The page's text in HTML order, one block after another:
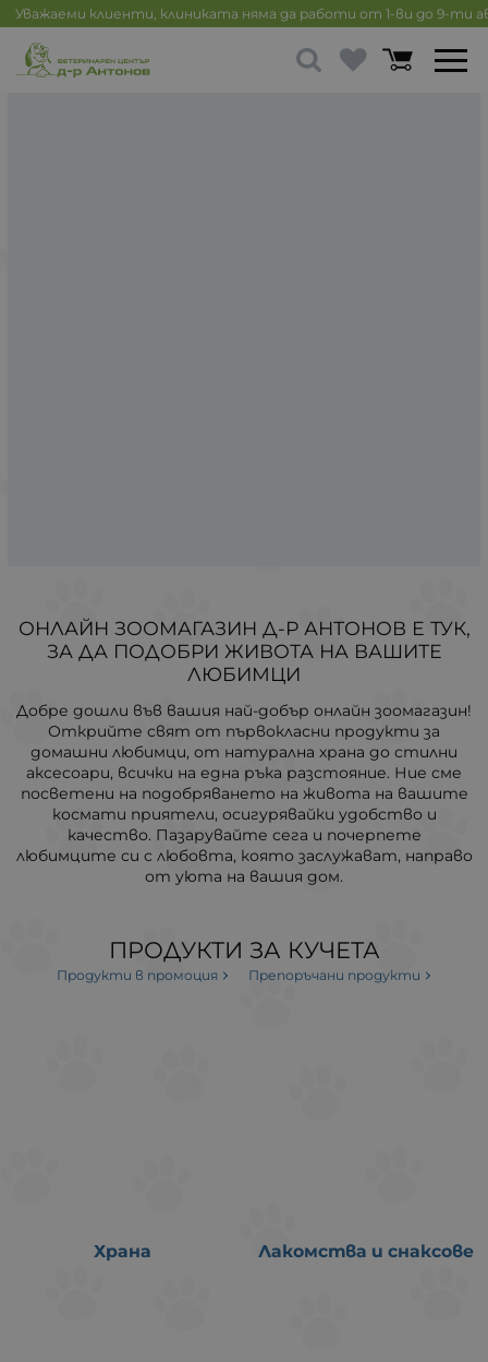
Уважаеми клиенти, клиниката няма да работи от 1-ви до 9-ти
ОНЛАЙН ЗООМАГАЗИН Д-Р АНТОНОВ Е ТУК,
ЗА ДА ПОДОБРИ ЖИВОТА НА ВАШИТЕ
ЛЮБИМЦИ
Добре дошли във вашия най-добър онлайн зоомагазин!
Открийте свят от първокласни продукти за
домашни любимци, от натурална храна до стилни
аксесоари, всички на една ръка разстояние. Ние сме
посветени на подобряването на живота на вашите
космати приятели, осигурявайки удобство и
качество. Пазарувайте сега и почерпете
любимците си с любовта, която заслужават, направо
от уюта на вашия дом.
ПРОДУКТИ ЗА КУЧЕТА
Продукти в промоция Препоръчани продукти
Храна Лакомства и снаксове